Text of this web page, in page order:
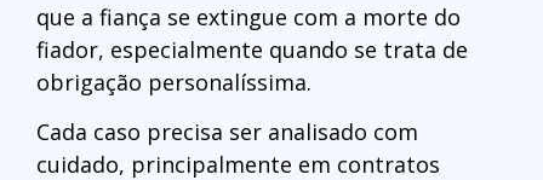
que a fiança se extingue com a morte do
fiador, especialmente quando se trata de
obrigação personalíssima.
Cada caso precisa ser analisado com
cuidado, principalmente em contratos